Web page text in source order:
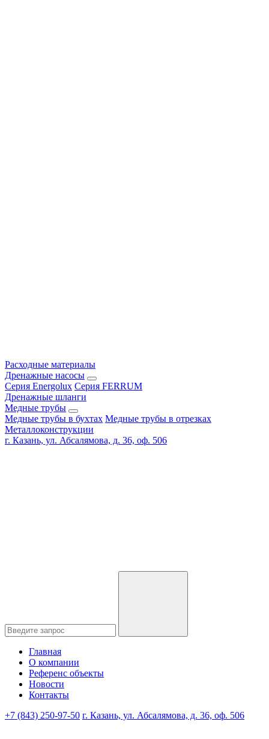
Расходные материалы
Дренажные насосы
Серия Energolux Серия FERRUM
Дренажные шланги
Медные трубы
Медные трубы в бухтах Медные трубы в отрезках
Металлоконструкции
г. Казань, ул. Абсалямова, д. 36, оф. 506
Главная
О компании
Референс объекты
Новости
Контакты
+7 (843) 250-97-50 г. Казань, ул. Абсалямова, д. 36, оф. 506